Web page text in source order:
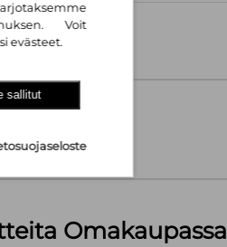
Omakaupassa
Voit
evästeet.
sallitut